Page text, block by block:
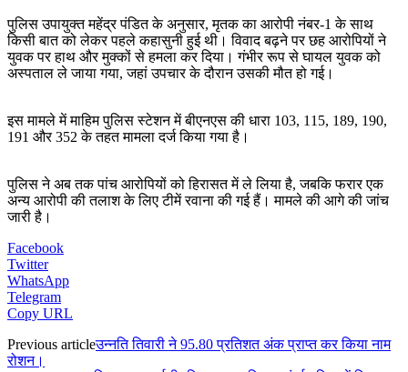
पुलिस उपायुक्त महेंद्र पंडित के अनुसार, मृतक का आरोपी नंबर-1 के साथ
किसी बात को लेकर पहले कहासुनी हुई थी। विवाद बढ़ने पर छह आरोपियों ने
युवक पर हाथ और मुक्कों से हमला कर दिया। गंभीर रूप से घायल युवक को
अस्पताल ले जाया गया, जहां उपचार के दौरान उसकी मौत हो गई।
इस मामले में माहिम पुलिस स्टेशन में बीएनएस की धारा 103, 115, 189, 190,
191 और 352 के तहत मामला दर्ज किया गया है।
पुलिस ने अब तक पांच आरोपियों को हिरासत में ले लिया है, जबकि फरार एक
अन्य आरोपी की तलाश के लिए टीमें रवाना की गई हैं। मामले की आगे की जांच
जारी है।
Facebook
Twitter
WhatsApp
Telegram
Copy URL
Previous articleउन्नति तिवारी ने 95.80 प्रतिशत अंक प्राप्त कर किया नाम
रोशन।